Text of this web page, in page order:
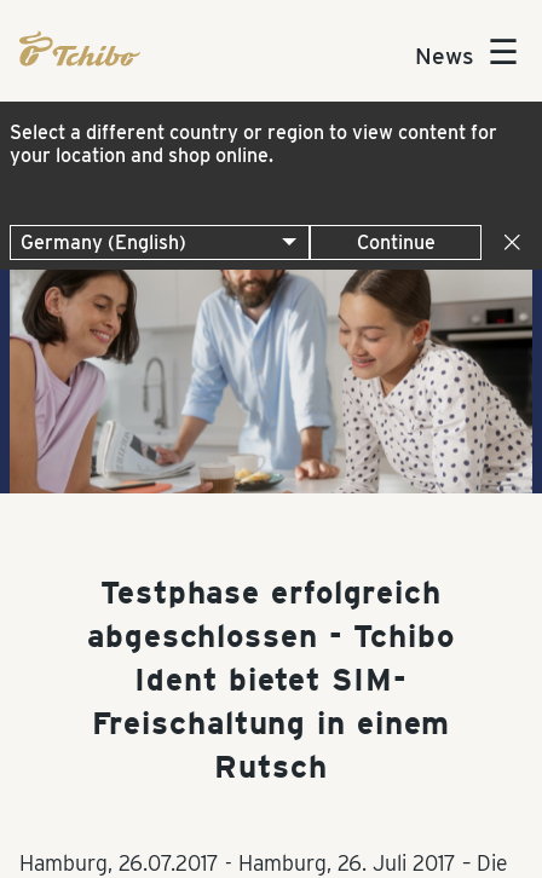
News ☰
Select a different country or region to view content for
your location and shop online.
Continue
Testphase erfolgreich
abgeschlossen - Tchibo
Ident bietet SIM-
Freischaltung in einem
Rutsch
Hamburg, 26.07.2017 - Hamburg, 26. Juli 2017 – Die